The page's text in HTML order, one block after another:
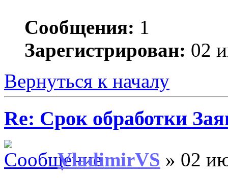
Сообщения: 1
Зарегистрирован: 02
Вернуться к началу
Re: Срок обработки
VladimirVS » 02